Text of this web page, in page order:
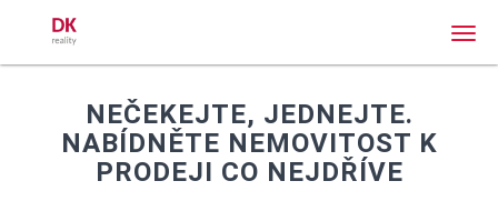
NEČEKEJTE, JEDNEJTE.
NABÍDNĚTE NEMOVITOST K
PRODEJI CO NEJDŘÍVE